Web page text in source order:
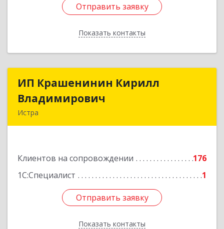
Отправить заявку
Показать контакты
Отправить заявку
Назад
ИП Крашенинин Кирилл
Владимирович
Истра
Клиентов на сопровождении
176
1С:Специалист
1
Отправить заявку
Показать контакты
ИП Крашенинин Кирилл
Подробнее
Отправить заявку
Назад